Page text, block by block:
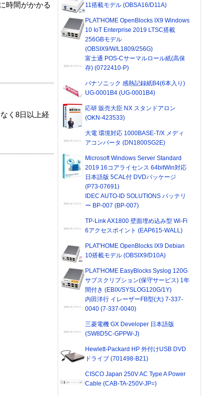
時間がかかる
く8日以上経
11搭載モデル (OBSA16/D11A)
PLAT'HOME OpenBlocks IX9 Windows
10 IoT Enterprise 2019 LTSC搭載
256GBモデル
(OBSIX9/W/L1809/256G)
富士通 POS-Cサーマルロール紙(高保
存) (0722410-P)
パナソニック 感熱記録紙B4(6本入り)
UG-0001B4 (UG-0001B4)
応研 販売大臣 NX スタンドアロン
(OKN-423533)
大電 環境対応 1000BASE-T/X メディ
アコンバータ (DN1800SG2E)
Microsoft Windows Server Standard
2019 16コアライセンス 64bitWin対応
日本語版 5CAL付 DVDパッケージ
(P73-07691)
IDEC AUTO-ID SOLUTIONS バッテリ
ー BP-007 (BP-007)
TP-Link AX1800 壁面埋め込み型 Wi-Fi
6アクセスポイント (EAP615-WALL)
PLAT'HOME OpenBlocks IX9 Debian
10搭載モデル (OBSIX9/D10A)
PLAT'HOME EasyBlocks Syslog 120G
サブスクリプション(保守サービス) 1年
間付き (EBIX/SYSLOG120G/1Y)
内田洋行 イレーザーFB型(大) 7-337-
0040 (7-337-0040)
三菱電機 GX Developer 日本語版
(SW8D5C-GPPW-J)
Hewlett-Packard HP 外付けUSB DVD
ドライブ (701498-B21)
CISCO Japan 250V AC Type A Power
Cable (CAB-TA-250V-JP=)